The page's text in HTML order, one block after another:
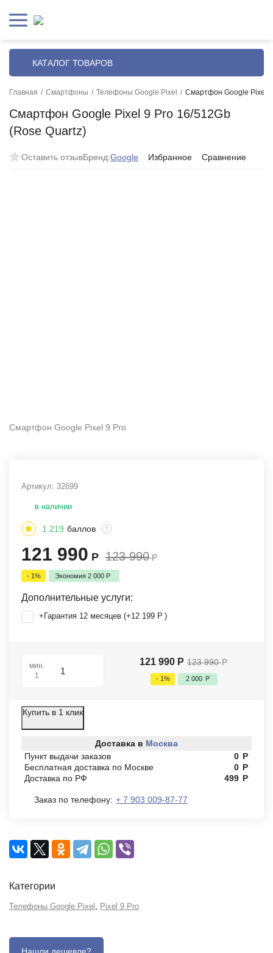
КАТАЛОГ ТОВАРОВ
Главная / Смартфоны / Телефоны Google Pixel / Смартфон Google Pixel
Смартфон Google Pixel 9 Pro 16/512Gb
(Rose Quartz)
Оставить отзывБренд:Google Избранное Сравнение
Смартфон Google Pixel 9 Pro
Артикул: 32699
в наличии
1 219 баллов ?
121 990 Р 123 990 Р
- 1% Экономия 2 000 Р
Дополнительные услуги:
+Гарантия 12 месяцев (+12 199 Р )
мин.
1
121 990 Р 123 990 Р
- 1% 2 000 Р
Купить в 1 клик
Доставка в Москва
Пункт выдачи заказов
0 Р
Бесплатная доставка по Москве
0 Р
Доставка по РФ
499 Р
Заказ по телефону: + 7 903 009-87-77
Категории
Телефоны Google Pixel Pixel 9 Pro